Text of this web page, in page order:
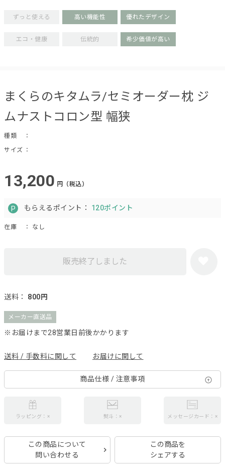
ずっと使える 高い機能性 優れたデザイン
エコ・健康 伝統的 希少価値が高い
まくらのキタムラ/セミオーダー枕 ジ
ムナストコロン型 幅狭
種類
：
サイズ ：
13,200 円（税込）
もらえるポイント： 120ポイント
在庫 ： なし
販売終了しました
送料： 800円
メーカー直送品
※お届けまで28営業日前後かかります
送料 / 手数料に関して お届けに関して
商品仕様 / 注意事項
ラッピング：× 熨斗：× メッセージカード：×
この商品について
問い合わせる
この商品を
シェアする